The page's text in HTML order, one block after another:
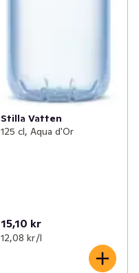
Stilla Vatten
125 cl, Aqua d'Or
15,10 kr
12,08 kr /l